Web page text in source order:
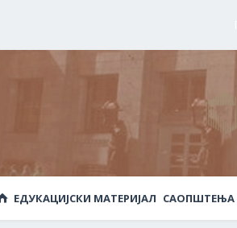
ЕДУКАЦИЈСКИ МАТЕРИЈАЛ САОПШТЕЊА